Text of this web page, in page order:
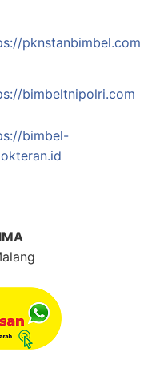
pknstanbimbel.com
bimbeltnipolri.com
bimbel-